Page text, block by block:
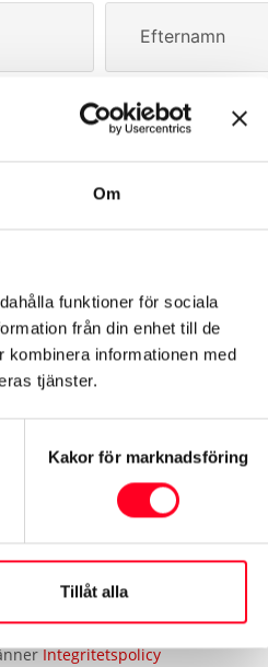
Om
funktioner för sociala
från din enhet till de
informationen med
tjänster.
Kakor för marknadsföring
Tillåt alla
Efternamn
E-post
Integritetspolicy